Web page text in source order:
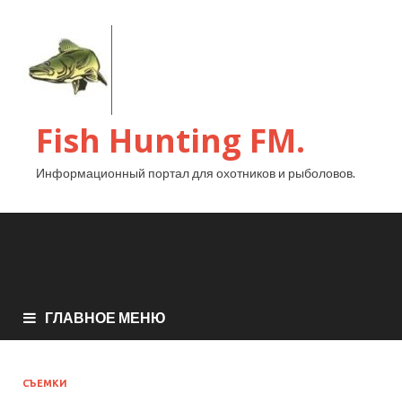
Fish Hunting FM.
Информационный портал для охотников и рыболовов.
ГЛАВНОЕ МЕНЮ
СЪЕМКИ